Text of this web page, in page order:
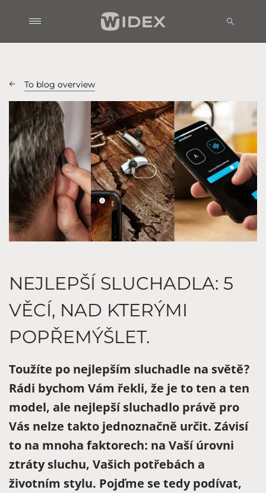
To blog overview
NEJLEPŠÍ SLUCHADLA: 5
VĚCÍ, NAD KTERÝMI
POPŘEMÝŠLET.
Toužíte po nejlepším sluchadle na světě?
Rádi bychom Vám řekli, že je to ten a ten
model, ale nejlepší sluchadlo právě pro
Vás nelze takto jednoznačně určit. Závisí
to na mnoha faktorech: na Vaší úrovni
ztráty sluchu, Vašich potřebách a
životním stylu. Pojďme se tedy podívat,